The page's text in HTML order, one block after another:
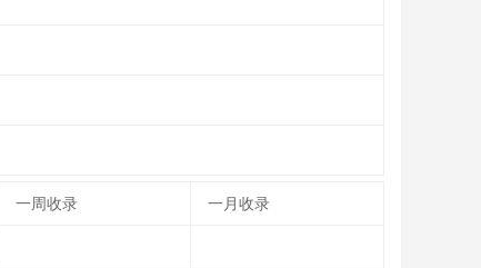
一周收录 一月收录